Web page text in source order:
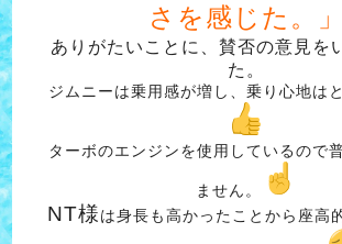
さを感じた。」
ありがたいことに、賛否の意見を
た。
ジムニーは乗用感が増し、乗り心地は
ターボのエンジンを使用しているので
ません。
NT様は身長も高かったことから座高